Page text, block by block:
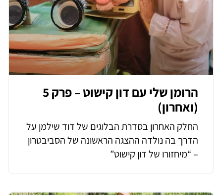
הרומן שלי עם דון קישוט – פרק 5
(ואחרון)
החלק האחרון בסדרת הבלוגים של דוד שילמן על
הדרך בה נולדה ההצגה הראשונה של הסביבטרון
– “מיחזורו של דון קישוט”